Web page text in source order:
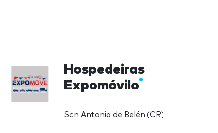
Hospedeiras
Expomóvilo
San Antonio de Belén (CR)